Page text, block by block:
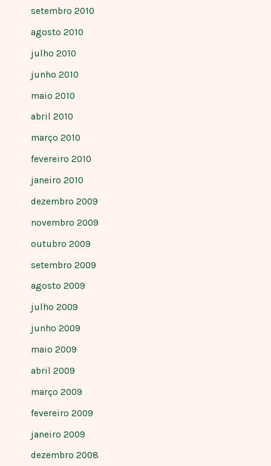
setembro 2010
agosto 2010
julho 2010
junho 2010
maio 2010
abril 2010
março 2010
fevereiro 2010
janeiro 2010
dezembro 2009
novembro 2009
outubro 2009
setembro 2009
agosto 2009
julho 2009
junho 2009
maio 2009
abril 2009
março 2009
fevereiro 2009
janeiro 2009
dezembro 2008